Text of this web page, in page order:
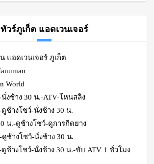
ทัวร์ภูเก็ต แอดเวนเจอร์
แอดเวนเจอร์ ภูเก็ต
World
งช้าง 30 น.-ATV-โหนสลิง
ช้างโชว์-นั่งช้าง 30 น.
น.-ดูช้างโชว์-ดูการกีดยาง
ดูช้างโชว์-นั่งช้าง 30 น.
ดูช้างโชว์-นั่งช้าง 30 น.-ขับ ATV 1 ชั่วโมง